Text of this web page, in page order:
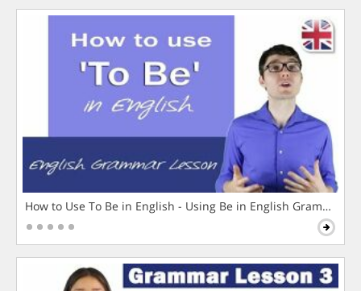
How to Use To Be in English - Using Be in English Grammar